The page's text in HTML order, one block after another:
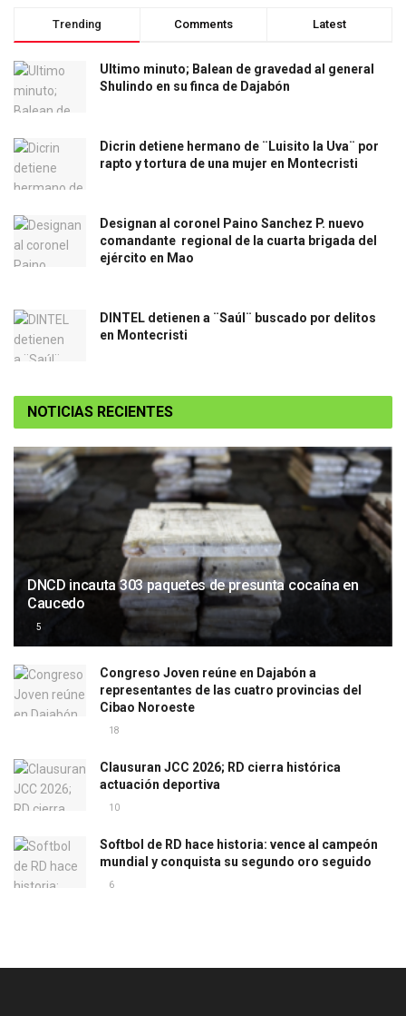
Trending Comments Latest
Ultimo minuto; Balean de gravedad al general
Shulindo en su finca de Dajabón
Dicrin detiene hermano de ¨Luisito la Uva¨ por
rapto y tortura de una mujer en Montecristi
Designan al coronel Paino Sanchez P. nuevo
comandante regional de la cuarta brigada del
ejército en Mao
DINTEL detienen a ¨Saúl¨ buscado por delitos
en Montecristi
NOTICIAS RECIENTES
DNCD incauta 303 paquetes de presunta cocaína en
Caucedo
5
Congreso Joven reúne en Dajabón a
representantes de las cuatro provincias del
Cibao Noroeste
18
Clausuran JCC 2026; RD cierra histórica
actuación deportiva
10
Softbol de RD hace historia: vence al campeón
mundial y conquista su segundo oro seguido
6